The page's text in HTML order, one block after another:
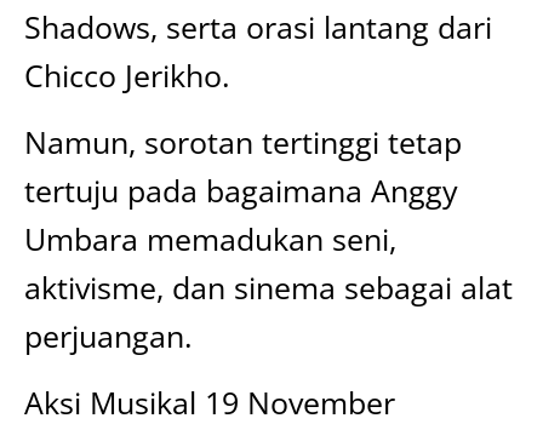
Shadows, serta orasi lantang dari
Chicco Jerikho.
Namun, sorotan tertinggi tetap
tertuju pada bagaimana Anggy
Umbara memadukan seni,
aktivisme, dan sinema sebagai alat
perjuangan.
Aksi Musikal 19 November